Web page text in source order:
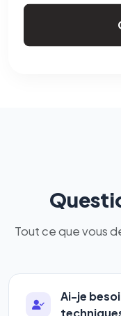
Tout ce que vous
Ai-je